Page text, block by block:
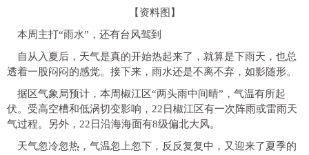
【资料图】
本周主打“雨水”，还有台风驾到
自从入夏后，天气是真的开始热起来了，就算是下雨天，也总
透着一股闷闷的感觉。接下来，雨水还是不离不弃，如影随形。
据区气象局预计，本周椒江区“两头雨中间晴”，气温有所起
伏。受高空槽和低涡切变影响，22日椒江区有一次阵雨或雷雨天
气过程。另外，22日沿海海面有8级偏北大风。
天气忽冷忽热，气温忽上忽下，反反复复中，又迎来了夏季的